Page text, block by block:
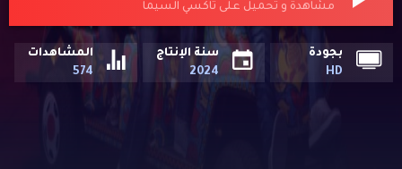
مشاهدة و تحميل على تاكسي السيما
بجودة
HD
سنة الإنتاج
2024
المشاهدات
574